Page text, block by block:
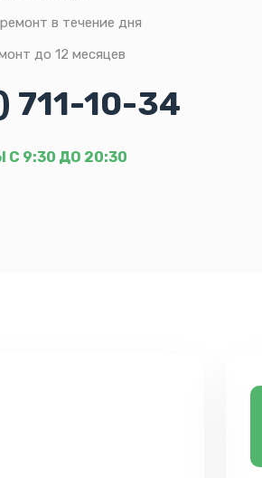
в течение дня
до 12 месяцев
711-10-34
9:30 ДО 20:30